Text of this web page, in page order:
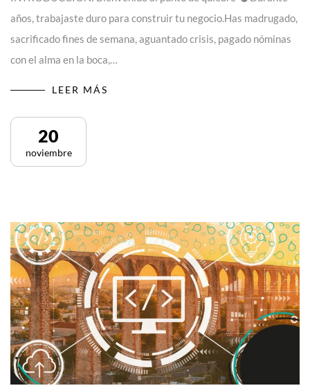
años, trabajaste duro para construir tu negocio.Has madrugado,
sacrificado fines de semana, aguantado crisis, pagado nóminas
con el alma en la boca,…
LEER MÁS
20
noviembre